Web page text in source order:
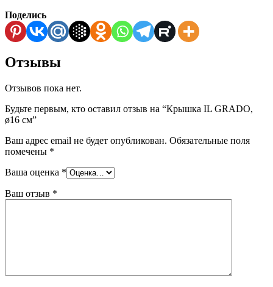
Поделись
Отзывы
Отзывов пока нет.
Будьте первым, кто оставил отзыв на “Крышка IL GRADO,
ø16 см”
Ваш адрес email не будет опубликован. Обязательные поля
помечены *
Ваша оценка *
Ваш отзыв *